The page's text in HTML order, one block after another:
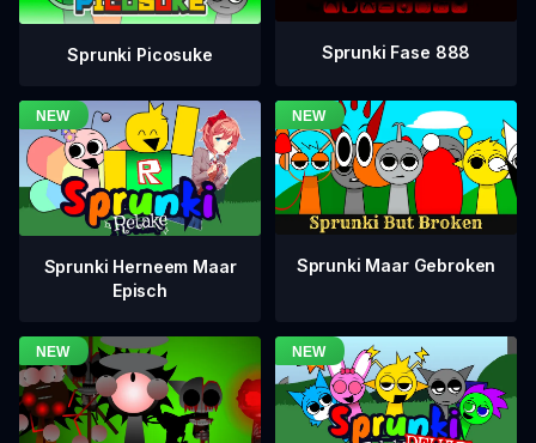
Sprunki Picosuke Sprunki Fase 888
Sprunki Herneem Maar
Episch
Sprunki Maar Gebroken